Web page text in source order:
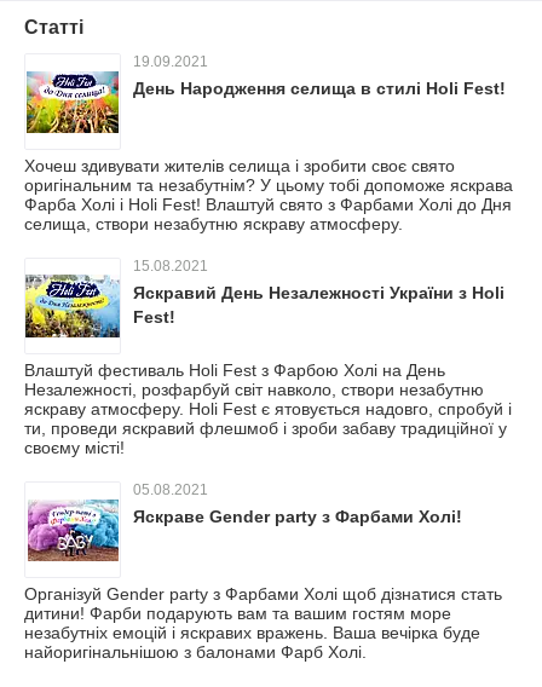
Статті
19.09.2021
День Народження селища в стилі Holi Fest!
Хочеш здивувати жителів селища і зробити своє свято
оригінальним та незабутнім? У цьому тобі допоможе яскрава
Фарба Холі і Holi Fest! Влаштуй свято з Фарбами Холі до Дня
селища, створи незабутню яскраву атмосферу.
15.08.2021
Яскравий День Незалежності України з Holi
Fest!
Влаштуй фестиваль Holi Fest з Фарбою Холі на День
Незалежності, розфарбуй світ навколо, створи незабутню
яскраву атмосферу. Holi Fest є ятовується надовго, спробуй і
ти, проведи яскравий флешмоб і зроби забаву традиційної у
своєму місті!
05.08.2021
Яскраве Gender party з Фарбами Холі!
Організуй Gender party з Фарбами Холі щоб дізнатися стать
дитини! Фарби подарують вам та вашим гостям море
незабутніх емоцій і яскравих вражень. Ваша вечірка буде
найоригінальнішою з балонами Фарб Холі.